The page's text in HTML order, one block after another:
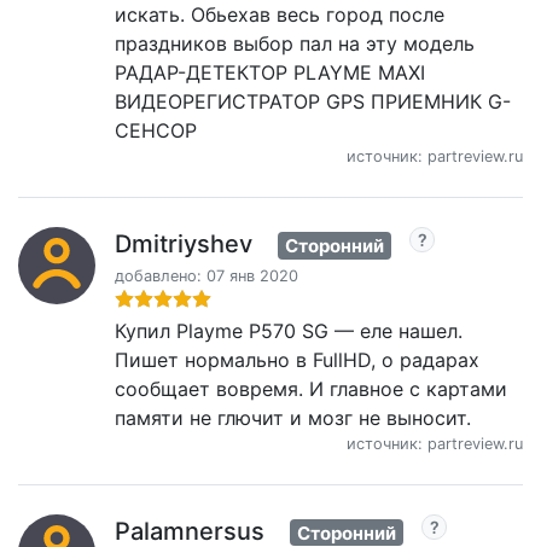
искать. Обьехав весь город после
праздников выбор пал на эту модель
РАДАР-ДЕТЕКТОР PLAYME MAXI
ВИДЕОРЕГИСТРАТОР GPS ПРИЕМНИК G-
СЕНСОР
источник: partreview.ru
Dmitriyshev Сторонний
добавлено: 07 янв 2020
Купил Playme P570 SG — еле нашел.
Пишет нормально в FullHD, о радарах
сообщает вовремя. И главное с картами
памяти не глючит и мозг не выносит.
источник: partreview.ru
Palamnersus Сторонний